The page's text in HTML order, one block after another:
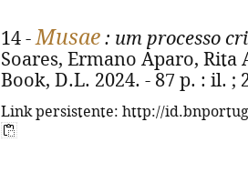
14 -Musae : um processo
Soares, Ermano Aparo, Rita
Book, D.L. 2024. - 87 p. : il. ;
Link persistente: http://